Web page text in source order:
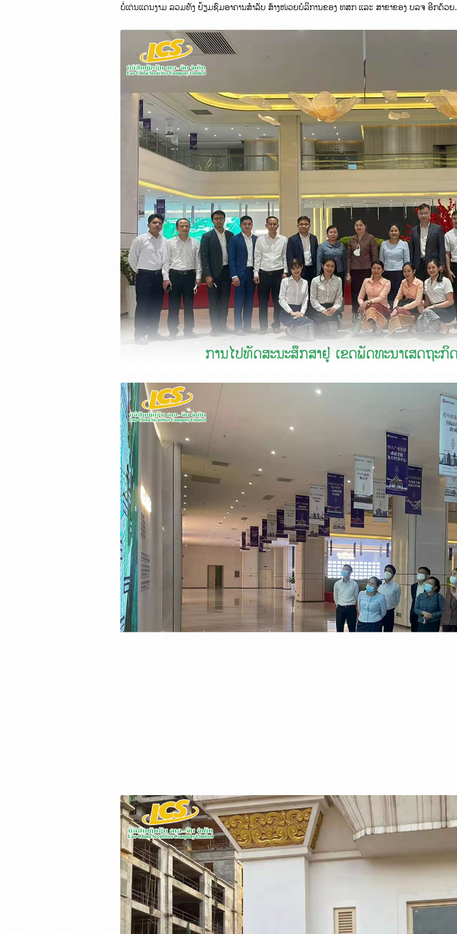
ບໍ່ເຕ່ນແດນງາມ ລວມທັງ ຢ້ຽມຊົມອາຄານສຳລັບ ສ້າງໜ່ວຍບໍລິການຂອງ ທສກ ແລະ ສາຂາຂອງ ບລຈ ອີກດ້ວຍ.